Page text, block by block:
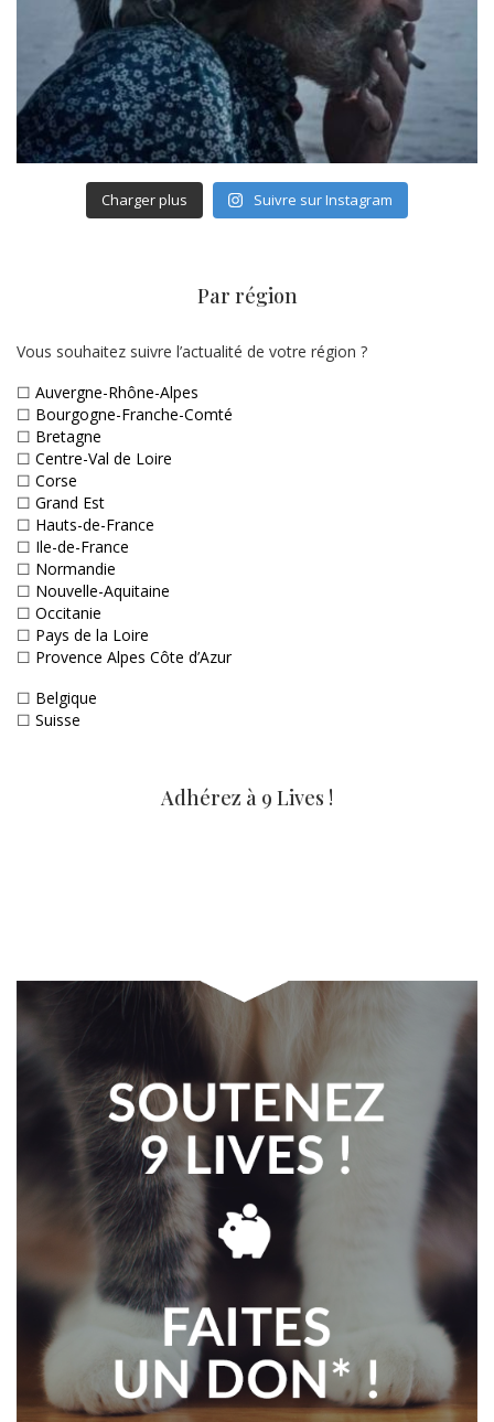
Charger plus Suivre sur Instagram
Par région
Vous souhaitez suivre l’actualité de votre région ?
☐ Auvergne-Rhône-Alpes
☐ Bourgogne-Franche-Comté
☐ Bretagne
☐ Centre-Val de Loire
☐ Corse
☐ Grand Est
☐ Hauts-de-France
☐ Ile-de-France
☐ Normandie
☐ Nouvelle-Aquitaine
☐ Occitanie
☐ Pays de la Loire
☐ Provence Alpes Côte d’Azur
☐ Belgique
☐ Suisse
Adhérez à 9 Lives !